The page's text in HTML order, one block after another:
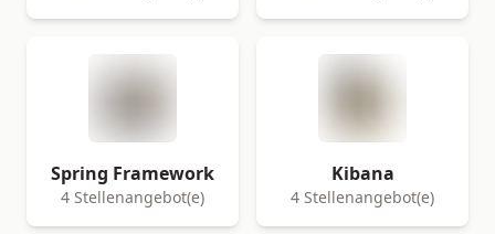
Spring Framework
4 Stellenangebot(e)
Kibana
4 Stellenangebot(e)